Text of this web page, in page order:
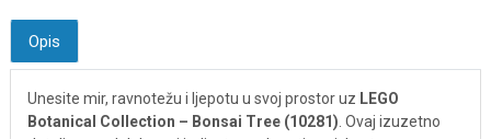
Opis
Unesite mir, ravnotežu i ljepotu u svoj prostor uz LEGO
Botanical Collection – Bonsai Tree (10281). Ovaj izuzetno